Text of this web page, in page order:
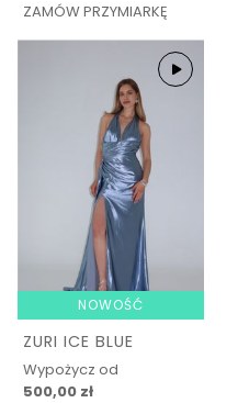
ZAMÓW PRZYMIARKĘ
NOWOŚĆ
ZURI ICE BLUE
Wypożycz od
500,00 zł